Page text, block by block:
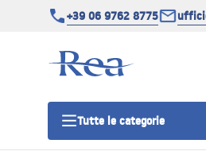
+39 06 9762 8775
Tutte le categorie